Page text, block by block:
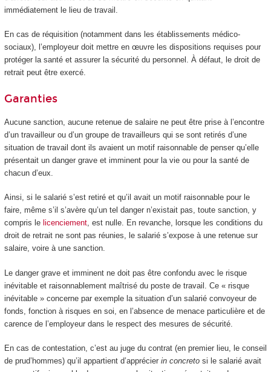
immédiatement le lieu de travail.
En cas de réquisition (notamment dans les établissements médico-
sociaux), l’employeur doit mettre en œuvre les dispositions requises pour
protéger la santé et assurer la sécurité du personnel. À défaut, le droit de
retrait peut être exercé.
Garanties
Aucune sanction, aucune retenue de salaire ne peut être prise à l’encontre
d’un travailleur ou d’un groupe de travailleurs qui se sont retirés d’une
situation de travail dont ils avaient un motif raisonnable de penser qu’elle
présentait un danger grave et imminent pour la vie ou pour la santé de
chacun d’eux.
Ainsi, si le salarié s’est retiré et qu’il avait un motif raisonnable pour le
faire, même s’il s’avère qu’un tel danger n’existait pas, toute sanction, y
compris le licenciement, est nulle. En revanche, lorsque les conditions du
droit de retrait ne sont pas réunies, le salarié s’expose à une retenue sur
salaire, voire à une sanction.
Le danger grave et imminent ne doit pas être confondu avec le risque
inévitable et raisonnablement maîtrisé du poste de travail. Ce « risque
inévitable » concerne par exemple la situation d’un salarié convoyeur de
fonds, fonction à risques en soi, en l’absence de menace particulière et de
carence de l’employeur dans le respect des mesures de sécurité.
En cas de contestation, c’est au juge du contrat (en premier lieu, le conseil
de prud’hommes) qu’il appartient d’apprécier in concretosi le salarié avait